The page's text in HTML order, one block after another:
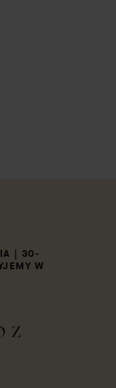
| 30-
W
z